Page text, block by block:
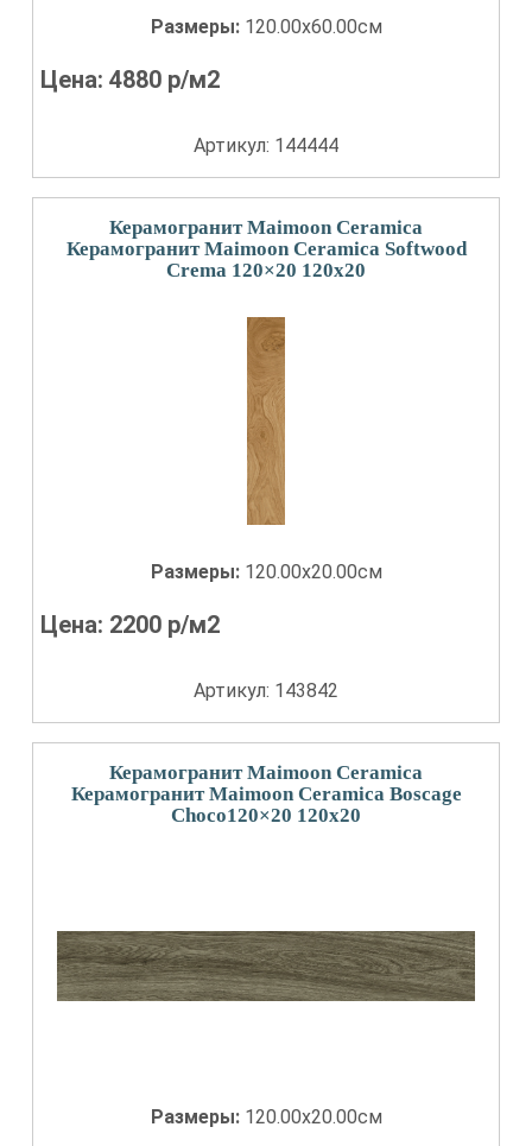
Размеры: 120.00x60.00см
Цена:4880 р/м2
Артикул: 144444
Керамогранит Maimoon Ceramica
Керамогранит Maimoon Ceramica Softwood
Crema 120×20 120x20
Размеры: 120.00x20.00см
Цена: 2200 р/м2
Артикул: 143842
Керамогранит Maimoon Ceramica
Керамогранит Maimoon Ceramica Boscage
Choco120×20 120x20
Размеры: 120.00x20.00см